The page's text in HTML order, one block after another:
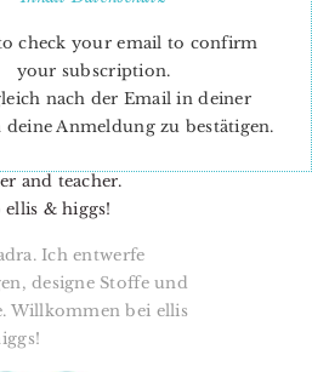
pattern designer,
and teacher.
& higgs!
Ich entwerfe
designe Stoffe und
Willkommen bei ellis
check your email to confirm
your subscription.
nach der Email in deiner
Anmeldung zu bestätigen.